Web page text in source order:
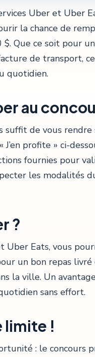
Uber et Uber
la chance de
Que ce soit pour
de transport,
quotidien.
au
suffit de vous
profite » ci-
fournies pour
les modalités
?
Uber Eats, vous
un bon repas
la ville. Un
sans effort.
limite !
: le concours